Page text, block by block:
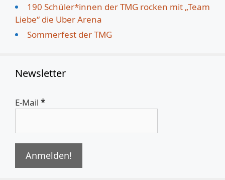
190 Schüler*innen der TMG rocken mit „Team
Liebe“ die Uber Arena
Sommerfest der TMG
Newsletter
E-Mail *